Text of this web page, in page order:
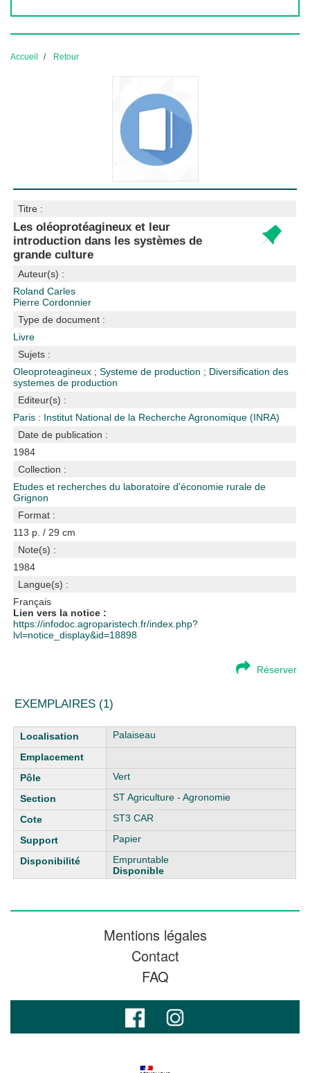
Accueil Retour
Titre :
Les oléoprotéagineux et leur
introduction dans les systèmes de
grande culture
Auteur(s) :
Roland Carles
Pierre Cordonnier
Type de document :
Livre
Sujets :
Oleoproteagineux ;Systeme de production ; Diversification des
systemes de production
Editeur(s) :
Paris : Institut National de la Recherche Agronomique (INRA)
Date de publication :
1984
Collection :
Etudes et recherches du laboratoire d'économie rurale de
Grignon
Format :
113 p. / 29 cm
Note(s) :
1984
Langue(s) :
Français
Lien vers la notice :
https://infodoc.agroparistech.fr/index.php?
lvl=notice_display&id=18898
Réserver
EXEMPLAIRES (1)
Liste des exemplaires Palaiseau
Vert
ST Agriculture - Agronomie
ST3 CAR
Papier
Empruntable
Disponible
Mentions légales
Contact
FAQ